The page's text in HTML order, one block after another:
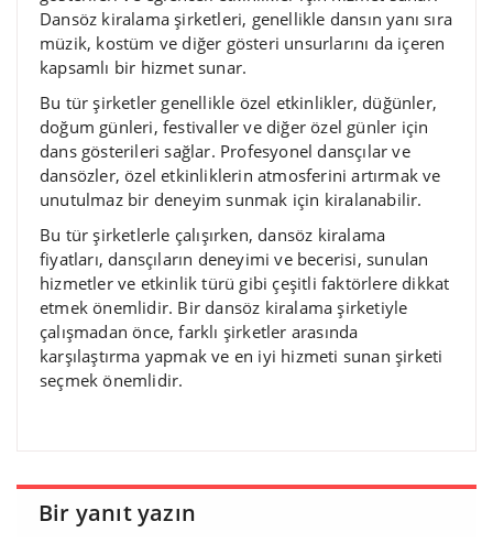
Dansöz kiralama şirketleri, genellikle dansın yanı sıra
müzik, kostüm ve diğer gösteri unsurlarını da içeren
kapsamlı bir hizmet sunar.
Bu tür şirketler genellikle özel etkinlikler, düğünler,
doğum günleri, festivaller ve diğer özel günler için
dans gösterileri sağlar. Profesyonel dansçılar ve
dansözler, özel etkinliklerin atmosferini artırmak ve
unutulmaz bir deneyim sunmak için kiralanabilir.
Bu tür şirketlerle çalışırken, dansöz kiralama
fiyatları, dansçıların deneyimi ve becerisi, sunulan
hizmetler ve etkinlik türü gibi çeşitli faktörlere dikkat
etmek önemlidir. Bir dansöz kiralama şirketiyle
çalışmadan önce, farklı şirketler arasında
karşılaştırma yapmak ve en iyi hizmeti sunan şirketi
seçmek önemlidir.
Bir yanıt yazın